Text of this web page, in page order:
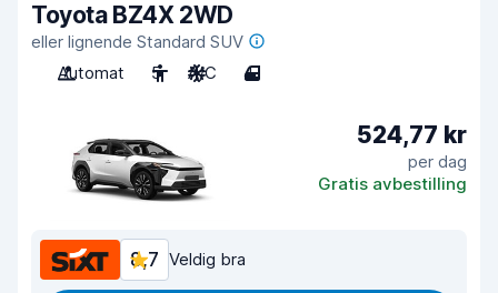
Toyota BZ4X 2WD
eller lignende Standard SUV
Automat
5 A/C 4
524,77 kr
per dag
Gratis avbestilling
8,7 Veldig bra